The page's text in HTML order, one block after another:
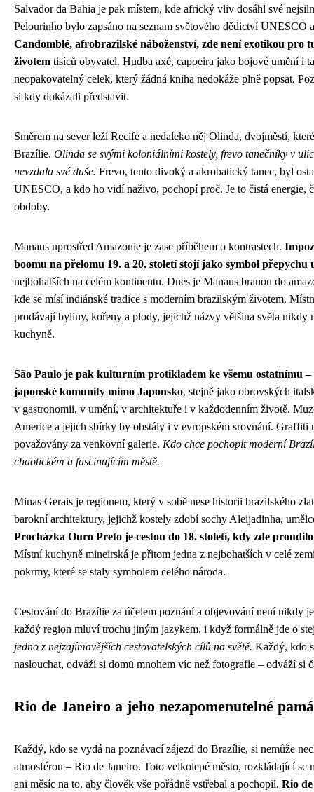
Salvador da Bahia je pak místem, kde africký vliv dosáhl své
Pelourinho bylo zapsáno na seznam světového dědictví
Candomblé, afrobrazilské náboženství, zde není exotikou
životem tisíců obyvatel. Hudba axé, capoeira jako bojové umění i
neopakovatelný celek, který žádná kniha nedokáže plně popsat.
si kdy dokázali představit.
Směrem na sever leží Recife a nedaleko něj Olinda, dvojměstí,
Brazílie. Olinda se svými koloniálními kostely, frevo tanečníky v
nevzdala své duše. Frevo, tento divoký a akrobatický tanec, byl
UNESCO, a kdo ho vidí naživo, pochopí proč. Je to čistá energie,
obdoby.
Manaus uprostřed Amazonie je zase příběhem o kontrastech.
boomu na přelomu 19. a 20. století stojí jako symbol přepychu
nejbohatších na celém kontinentu. Dnes je Manaus branou do
kde se mísí indiánské tradice s moderním brazilským životem.
prodávají byliny, kořeny a plody, jejichž názvy většina světa nikdy
kuchyně.
São Paulo je pak kulturním protikladem ke všemu ostatnímu
japonské komunity mimo Japonsko, stejně jako obrovských
v gastronomii, v umění, v architektuře i v každodenním životě.
Americe a jejich sbírky by obstály i v evropském srovnání. Graffiti
považovány za venkovní galerie. Kdo chce pochopit moderní
chaotickém a fascinujícím městě.
Minas Gerais je regionem, který v sobě nese historii brazilského
barokní architektury, jejichž kostely zdobí sochy Aleijadinha,
Procházka Ouro Preto je cestou do 18. století, kdy zde
Místní kuchyně mineirská je přitom jedna z nejbohatších v celé
pokrmy, které se staly symbolem celého národa.
Cestování do Brazílie za účelem poznání a objevování není nikdy
každý region mluví trochu jiným jazykem, i když formálně jde o
jedno z nejzajímavějších cestovatelských cílů na světě. Každý, kdo
naslouchat, odváží si domů mnohem víc než fotografie – odváží si
Rio de Janeiro a jeho nezapomenutelné
Každý, kdo se vydá na poznávací zájezd do Brazílie, si nemůže
atmosférou – Rio de Janeiro. Toto velkolepé město, rozkládající
ani měsíc na to, aby člověk vše pořádně vstřebal a pochopil. Rio